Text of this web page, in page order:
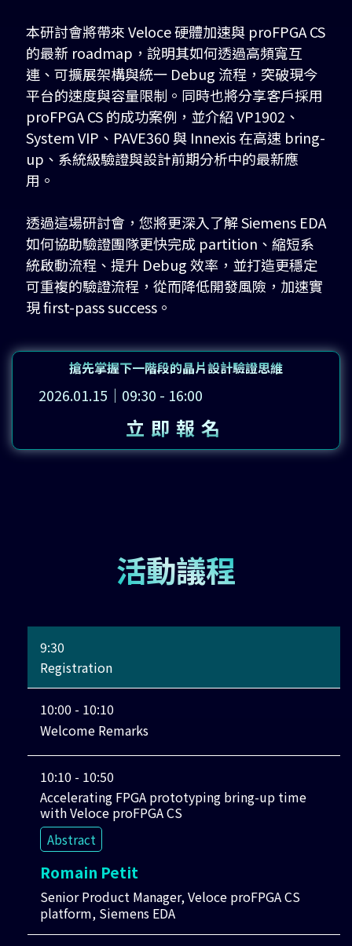
本研討會將帶來 Veloce 硬體加速與 proFPGA CS
的最新 roadmap，說明其如何透過高頻寬互
連、可擴展架構與統一 Debug 流程，突破現今
平台的速度與容量限制。同時也將分享客戶採用
proFPGA CS 的成功案例，並介紹 VP1902、
System VIP、PAVE360 與 Innexis 在高速 bring-
up、系統級驗證與設計前期分析中的最新應
用。
透過這場研討會，您將更深入了解 Siemens EDA
如何協助驗證團隊更快完成 partition、縮短系
統啟動流程、提升 Debug 效率，並打造更穩定
可重複的驗證流程，從而降低開發風險，加速實
現 first-pass success。
搶先掌握下一階段的晶片設計驗證思維
2026.01.15｜09:30 - 16:00
立即報名
活動議程
9:30
Registration
10:00 - 10:10
Welcome Remarks
10:10 - 10:50
Accelerating FPGA prototyping bring-up time
with Veloce proFPGA CS
Abstract
Romain Petit
Senior Product Manager, Veloce proFPGA CS
platform, Siemens EDA